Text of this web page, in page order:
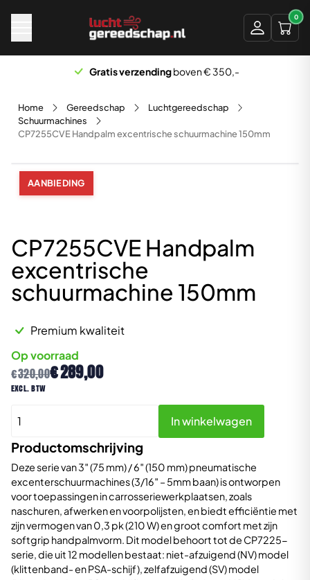
0
Gratis verzendingboven € 350,-
Home Gereedschap
Luchtgereedschap
Schuurmachines
CP7255CVE Handpalm excentrische schuurmachine 150mm
AANBIEDING
CP7255CVE Handpalm
excentrische
schuurmachine 150mm
€320,00
Oorspronkelijke
prijs
€320,00.
€289,00
Huidige
prijs
€289,00.
excl. btw
Premium kwaliteit
Op voorraad
Productomschrijving
Deze serie van 3″ (75 mm) / 6″ (150 mm) pneumatische
excenterschuurmachines (3/16″ – 5mm baan) is ontworpen
voor toepassingen in carrosseriewerkplaatsen, zoals
naschuren, afwerken en voorpolijsten, en biedt efficiëntie met
zijn vermogen van 0,3 pk (210 W) en groot comfort met zijn
softgrip handpalmvorm. Dit model behoort tot de CP7225-
serie, die uit 12 modellen bestaat: niet-afzuigend (NV) model
(klittenband- en PSA-schijf), zelfafzuigend (SV) model
Handpalm
excentrische
schuurmachine
150mm
aantal
In winkelwagen